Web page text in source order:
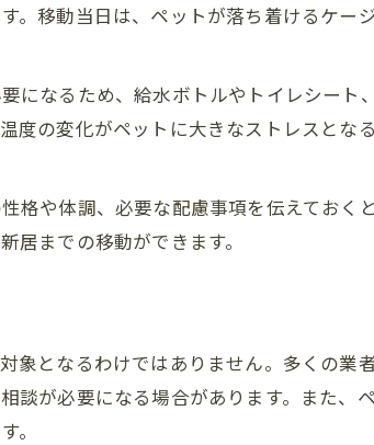
できるペット引っ越しサービスの特徴解
同乗できる引っ越しサービスの選び方の
ペット引っ越し同乗プランのメリット徹
ペット引っ越し同乗対応業者の強みとは
。移動当日は、ペットが落ち着けるケー
になるため、給水ボトルやトイレシー
度の変化がペットに大きなストレスと
格や体調、必要な配慮事項を伝えておく
居までの移動ができます。
象となるわけではありません。多くの
談が必要になる場合があります。また、
。